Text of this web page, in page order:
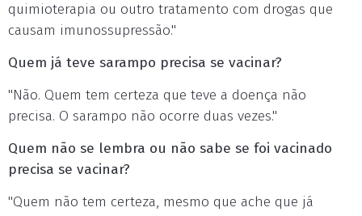
quimioterapia ou outro tratamento com drogas que
causam imunossupressão."
Quem já teve sarampo precisa se vacinar?
"Não. Quem tem certeza que teve a doença não
precisa. O sarampo não ocorre duas vezes."
Quem não se lembra ou não sabe se foi vacinado
precisa se vacinar?
"Quem não tem certeza, mesmo que ache que já